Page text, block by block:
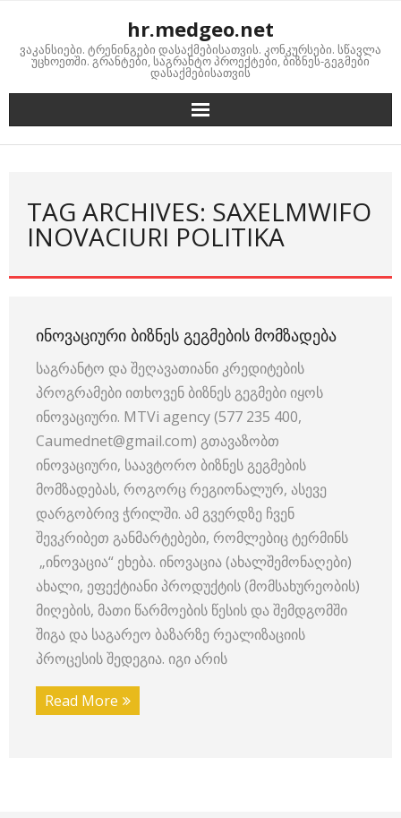
content
hr.medgeo.net
ვაკანსიები. ტრენინგები დასაქმებისათვის. კონკურსები. სწავლა
უცხოეთში. გრანტები, საგრანტო პროექტები, ბიზნეს-გეგმები
დასაქმებისათვის
TAG ARCHIVES: SAXELMWIFO
INOVACIURI POLITIKA
ᲘᲜᲝᲕᲐᲪᲘᲣᲠᲘ ᲑᲘᲖᲜᲔᲡ ᲒᲔᲒᲛᲔᲑᲘᲡ ᲛᲝᲛᲖᲐᲓᲔᲑᲐ
საგრანტო და შეღავათიანი კრედიტების
პროგრამები ითხოვენ ბიზნეს გეგმები იყოს
ინოვაციური. MTVi agency (577 235 400,
Caumednet@gmail.com) გთავაზობთ
ინოვაციური, საავტორო ბიზნეს გეგმების
მომზადებას, როგორც რეგიონალურ, ასევე
დარგობრივ ჭრილში. ამ გვერდზე ჩვენ
შევკრიბეთ განმარტებები, რომლებიც ტერმინს
„ინოვაცია“ ეხება. ინოვაცია (ახალშემონაღები)
ახალი, ეფექტიანი პროდუქტის (მომსახურეობის)
მიღების, მათი წარმოების წესის და შემდგომში
შიგა და საგარეო ბაზარზე რეალიზაციის
პროცესის შედეგია. იგი არის
Read More